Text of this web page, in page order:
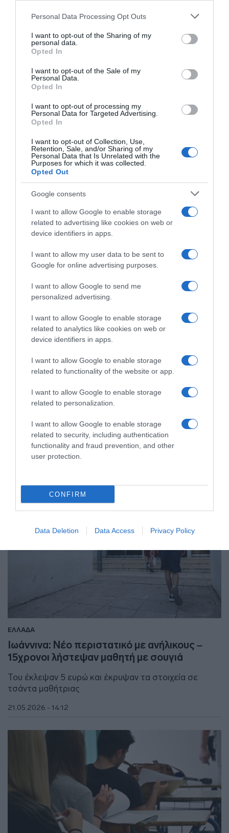
Please note that this website/app uses one or more Google
not limited to your visit or usage behaviour. You may click to
grant or deny consent to Google and its third-party tags to
use your data for below specified purposes in below Google
consent section.
Personal Data Processing Opt Outs
I want to opt-out of the Sharing of my
personal data.
Opted In
I want to opt-out of the Sale of my
Personal Data.
Opted In
I want to opt-out of processing my
Personal Data for Targeted Advertising.
Opted In
I want to opt-out of Collection, Use,
Retention, Sale, and/or Sharing of my
Personal Data that Is Unrelated with the
Purposes for which it was collected.
Opted Out
Google consents
I want to allow Google to enable storage
related to advertising like cookies on web or
device identifiers in apps.
I want to allow my user data to be sent to
Google for online advertising purposes.
I want to allow Google to send me
personalized advertising.
I want to allow Google to enable storage
related to analytics like cookies on web or
device identifiers in apps.
I want to allow Google to enable storage
related to functionality of the website or app.
I want to allow Google to enable storage
related to personalization.
I want to allow Google to enable storage
related to security, including authentication
functionality and fraud prevention, and other
user protection.
CONFIRM
Data Deletion Data Access Privacy Policy
ΕΛΛΑΔΑ
Απίστευτο και όμως Ελληνικό: Εκπαιδευτικοί
περνάνε από ΕΔΕ για πτώσεις σοβάδων
μέσα σε σχολική αίθουσα (βίντεο+εικόνα)
Αντιδράσεις από τον Σύλλογο Γονέων και Κηδεμόνων
ΕΛΛΑΔΑ
Καταγγελία από ΑμεΑ: “Ελπίζουμε τον
Σεπτέμβριο να έχει ανακαινιστεί το σχολείο
Τι ανέφερε στο DEBATER ο μαθητής ειδικού σχολείου,
Λευτέρης Κριτσιδήμας
22.05.2026 - 14:46
ΕΛΛΑΔΑ
Ιωάννινα: Νέο περιστατικό με ανήλικους –
15χρονοι λήστεψαν μαθητή με σουγιά
Του έκλεψαν 5 ευρώ και έκρυψαν τα στοιχεία σε
τσάντα μαθήτριας
21.05.2026 - 14:12